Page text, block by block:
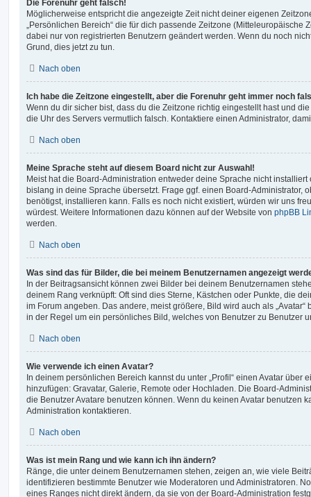
Die Forenuhr geht falsch!
Möglicherweise entspricht die angezeigte Zeit nicht deiner eigenen
„Persönlichen Bereich“ die für dich passende Zeitzone (Mitteleuropäische
dabei nur von registrierten Benutzern geändert werden. Wenn du noch
Grund, dies jetzt zu tun.
Nach oben
Ich habe die Zeitzone eingestellt, aber die Forenuhr geht immer noch
Wenn du dir sicher bist, dass du die Zeitzone richtig eingestellt hast und
die Uhr des Servers vermutlich falsch. Kontaktiere einen Administrator,
Nach oben
Meine Sprache steht auf diesem Board nicht zur Auswahl!
Meist hat die Board-Administration entweder deine Sprache nicht
bislang in deine Sprache übersetzt. Frage ggf. einen Board-Administrator,
benötigst, installieren kann. Falls es noch nicht existiert, würden wir uns
würdest. Weitere Informationen dazu können auf der Website von phpBB
werden.
Nach oben
Was sind das für Bilder, die bei meinem Benutzernamen angezeigt
In der Beitragsansicht können zwei Bilder bei deinem Benutzernamen
deinem Rang verknüpft: Oft sind dies Sterne, Kästchen oder Punkte, die
im Forum angeben. Das andere, meist größere, Bild wird auch als
in der Regel um ein persönliches Bild, welches von Benutzer zu Benutzer
Nach oben
Wie verwende ich einen Avatar?
In deinem persönlichen Bereich kannst du unter „Profil“ einen Avatar über
hinzufügen: Gravatar, Galerie, Remote oder Hochladen. Die Board-
die Benutzer Avatare benutzen können. Wenn du keinen Avatar benutzen
Administration kontaktieren.
Nach oben
Was ist mein Rang und wie kann ich ihn ändern?
Ränge, die unter deinem Benutzernamen stehen, zeigen an, wie viele
identifizieren bestimmte Benutzer wie Moderatoren und Administratoren.
eines Ranges nicht direkt ändern, da sie von der Board-Administration